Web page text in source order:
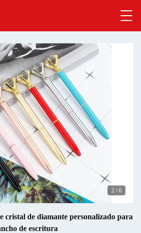
2 / 6
cristal de diamante personalizado para
de escritura